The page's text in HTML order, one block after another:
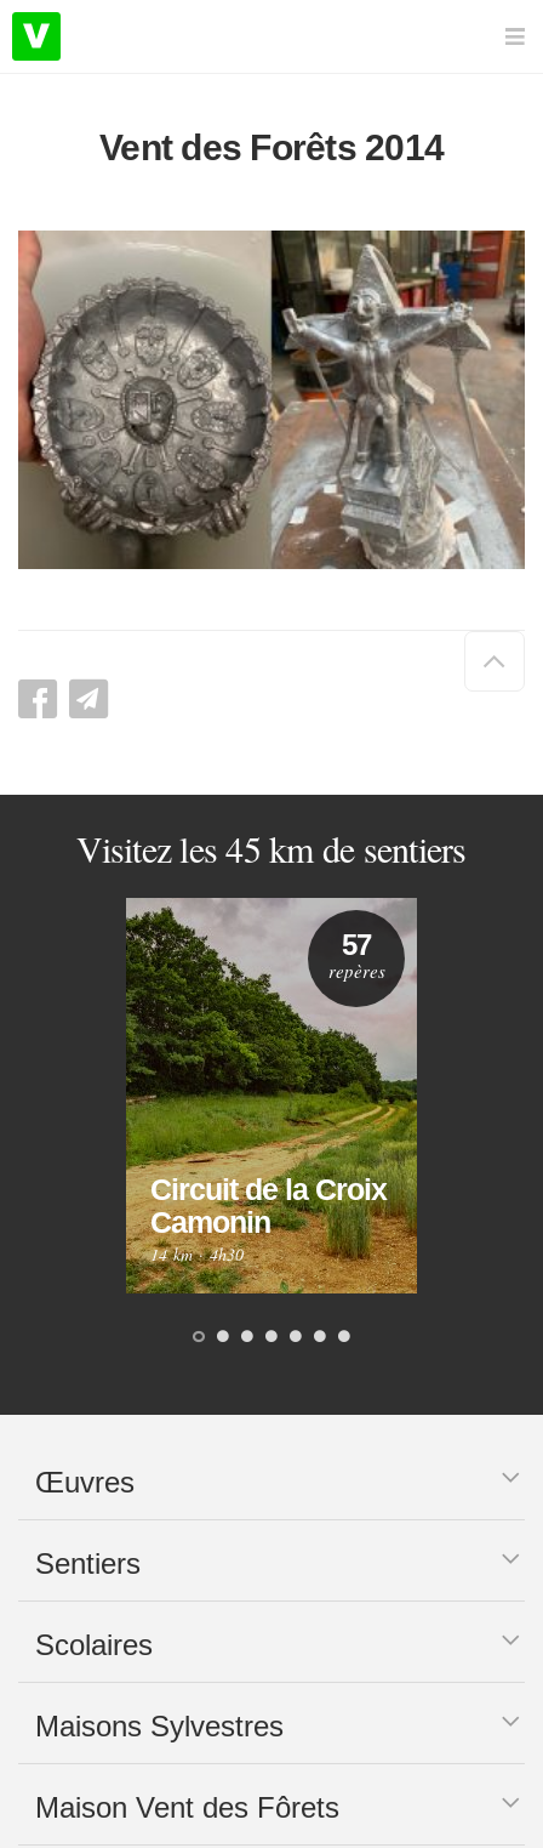
Vent des Forêts 2014
de
Visitez les 45 km de sentiers
Circuit de la Croix
Camonin
14 km·4h30
57
repères
Œuvres
Sentiers
Scolaires
Maisons Sylvestres
Maison Vent des Fôrets